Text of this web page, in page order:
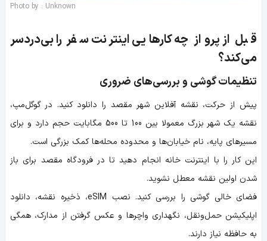
Photo by : Unknown
قبل از پرواز چه کارهایی اینترنت سفر را بی‌دردسر
می‌کند؟
تنظیمات گوشی و بررسی‌های ضروری
پیش از حرکت، نقشه آفلاین شهر مقصد را دانلود کنید. در گوگل‌مپ،
نقشه یک شهر بزرگ معمولا بین 100 تا 500 مگابایت حجم دارد و برای
مسیرهای پایه، نام خیابان‌ها و محدوده محله‌ها کمک بزرگی است.
این کار را با اینترنت خانه انجام دهید تا در فرودگاه مقصد برای باز
شدن اولین نقشه معطل نشوید.
فضای خالی گوشی را بررسی کنید. نصب eSIM، ذخیره نقشه، دانلود
اپلیکیشن حمل‌ونقل، نگهداری واچرها و عکس گرفتن از مدارک، همگی
به حافظه نیاز دارند.